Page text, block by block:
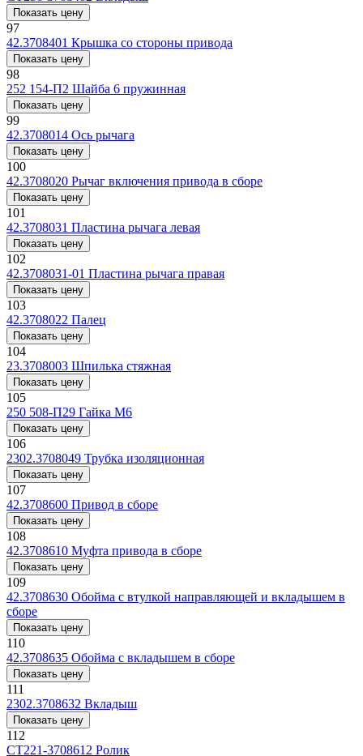
Показать цену
97
42.3708401 Крышка со стороны привода
Показать цену
98
252 154-П2 Шайба 6 пружинная
Показать цену
99
42.3708014 Ось рычага
Показать цену
100
42.3708020 Рычаг включения привода в сборе
Показать цену
101
42.3708031 Пластина рычага левая
Показать цену
102
42.3708031-01 Пластина рычага правая
Показать цену
103
42.3708022 Палец
Показать цену
104
23.3708003 Шпилька стяжная
Показать цену
105
250 508-П29 Гайка М6
Показать цену
106
2302.3708049 Трубка изоляционная
Показать цену
107
42.3708600 Привод в сборе
Показать цену
108
42.3708610 Муфта привода в сборе
Показать цену
109
42.3708630 Обойма с втулкой направляющей и вкладышем в
сборе
Показать цену
110
42.3708635 Обойма с вкладышем в сборе
Показать цену
111
2302.3708632 Вкладыш
Показать цену
112
СТ221-3708612 Ролик